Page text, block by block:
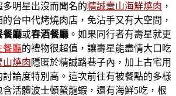
明星出沒而聞名的精誠壹山海鮮燒肉 ，
台中代烤燒肉店，免沾手又有大空間，
餐廳或春酒餐廳 。如果同行者有壽星就更
餐廳的禮物很超值，讓壽星能盡情大口吃
山燒肉隱匿於精誠路巷子內，加上古宅用
論度特別高。這次前往有被餐點的多樣
活體波士頓螯龍蝦，還有海鮮5吃，根